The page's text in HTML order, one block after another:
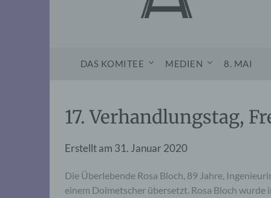
DAS KOMITEE MEDIEN 8. MAI
17. Verhandlungstag,
Erstellt am 31. Januar 2020
Die Überlebende Rosa Bloch, 89 Jahre,
einem Dolmetscher übersetzt. Rosa Bloch